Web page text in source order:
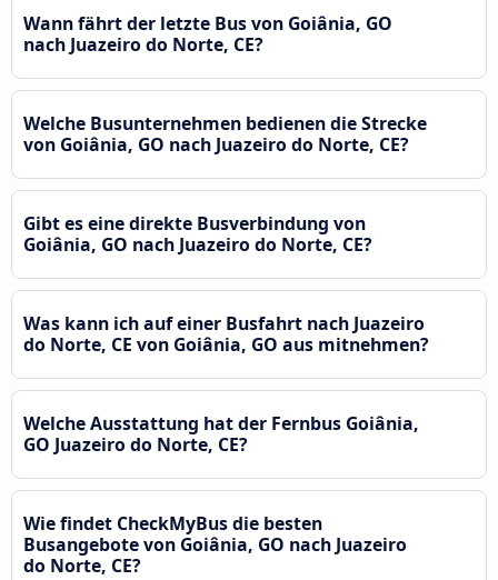
Wann fährt der letzte Bus von Goiânia, GO
nach Juazeiro do Norte, CE?
Welche Busunternehmen bedienen die Strecke
von Goiânia, GO nach Juazeiro do Norte, CE?
Gibt es eine direkte Busverbindung von
Goiânia, GO nach Juazeiro do Norte, CE?
Was kann ich auf einer Busfahrt nach Juazeiro
do Norte, CE von Goiânia, GO aus mitnehmen?
Welche Ausstattung hat der Fernbus Goiânia,
GO Juazeiro do Norte, CE?
Wie findet CheckMyBus die besten
Busangebote von Goiânia, GO nach Juazeiro
do Norte, CE?